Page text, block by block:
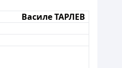
Василе ТАРЛЕВ